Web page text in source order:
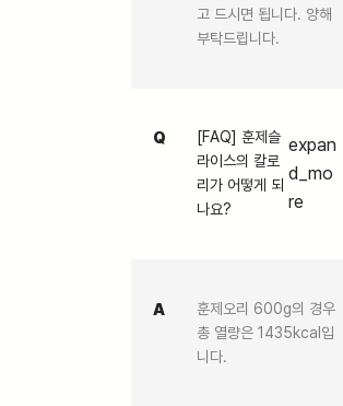
고 드시면 됩니다. 양해
부탁드립니다.
Q
[FAQ] 훈제슬
라이스의 칼로
리가 어떻게 되
나요?
expan
d_mo
re
A
훈제오리 600g의 경우
총 열량은 1435kcal입
니다.